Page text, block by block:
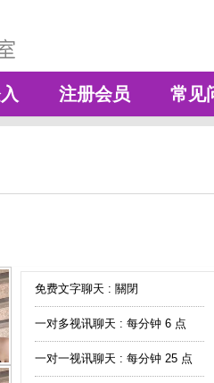
注册会员 常见
免费文字聊天 : 關閉
一对多视讯聊天 : 每分钟 6 点
一对一视讯聊天 : 每分钟 25 点